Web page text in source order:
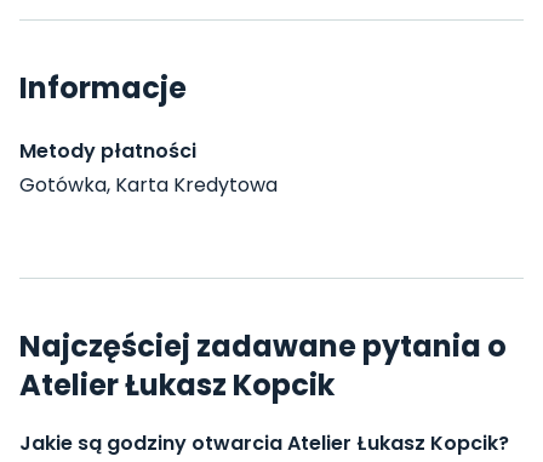
Informacje
Metody płatności
Gotówka, Karta Kredytowa
Najczęściej zadawane pytania o
Atelier Łukasz Kopcik
Jakie są godziny otwarcia Atelier Łukasz Kopcik?